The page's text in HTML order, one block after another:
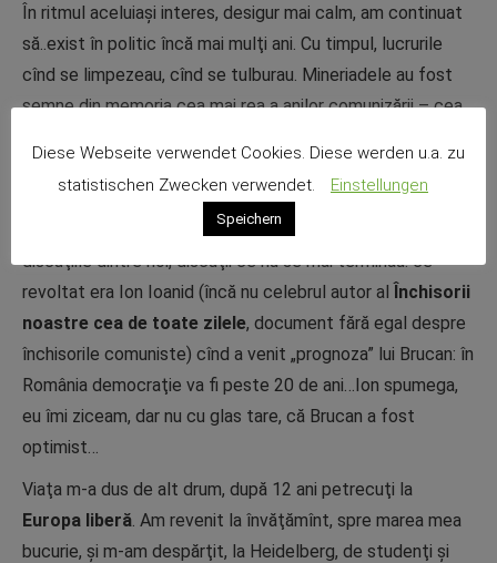
În ritmul aceluiaşi interes, desigur mai calm, am continuat
să..exist în politic încă mai mulţi ani. Cu timpul, lucrurile
cînd se limpezeau, cînd se tulburau. Mineriadele au fost
semne din memoria cea mai rea a anilor comunizării – cea
semnul şi felul nostru de a vedea lucrurile. Şi noi, ceilalţi,
cum putea fiecare, la München. Îmi amintesc de una dintre
discuţiile dintre noi, discuţii ce nu se mai terminau: ce
revoltat era Ion Ioanid (încă nu celebrul autor al Închisorii
noastre cea de toate zilele, document fără egal despre
închisorile comuniste) cînd a venit „prognoza” lui Brucan: în
România democraţie va fi peste 20 de ani…Ion spumega,
eu îmi ziceam, dar nu cu glas tare, că Brucan a fost
optimist…
Viaţa m-a dus de alt drum, după 12 ani petrecuţi la
Europa liberă. Am revenit la învăţămînt, spre marea mea
bucurie, şi m-am despărţit, la Heidelberg, de studenţi şi
Diese Webseite verwendet Cookies. Diese werden u.a. zu
statistischen Zwecken verwendet.
Einstellungen
Speichern